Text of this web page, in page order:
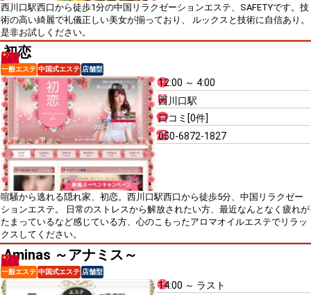
西川口駅西口から徒歩1分の中国リラクゼーションエステ、SAFETYです。技
術の高い綺麗で礼儀正しい美女が揃っており、 ルックスと技術に自信あり。
是非お試しください。
初恋
一般エステ 中国式エステ 店舗型
12:00 ～ 4:00
西川口駅
口コミ[0件]
050-6872-1827
喧騒から逃れる隠れ家、初恋。西川口駅西口から徒歩5分、中国リラクゼー
ションエステ。 日常のストレスから解放されたい方、最近なんとなく疲れが
たまっているなど感じている方、心のこもったアロマオイルエステでリラッ
クスしてください。
Aminas ～アナミス～
一般エステ 中国式エステ 店舗型
14:00 ～ ラスト